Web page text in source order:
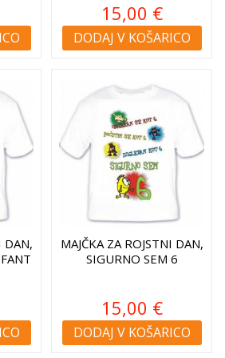
15,00 €
DODAJ V KOŠARICO
DAN,
MAJČKA ZA ROJSTNI DAN,
SIGURNO SEM 6
15,00 €
DODAJ V KOŠARICO